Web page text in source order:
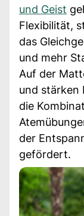
und Geist
Flexibilität,
das
und mehr
Auf der
und stärken
die
der
gefördert.